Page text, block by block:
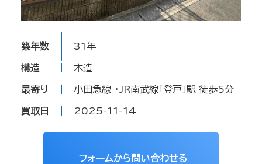
築年数 31年
構造 木造
最寄り 小田急線 ・JR南武線「登戸」駅 徒歩5分
買取日 2025-11-14
フォームから問い合わせる